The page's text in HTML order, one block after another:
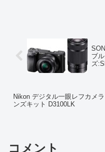
ブ
ズ
Nikon デジタル一眼レフカメ
ンズキット D3100LK
コメント